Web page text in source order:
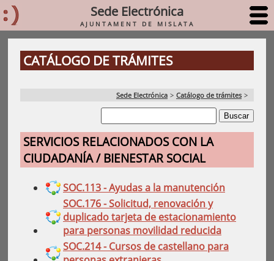
Sede Electrónica
AJUNTAMENT DE MISLATA
CATÁLOGO DE TRÁMITES
Sede Electrónica > Catálogo de trámites >
SERVICIOS RELACIONADOS CON LA
CIUDADANÍA / BIENESTAR SOCIAL
SOC.113 - Ayudas a la manutención
SOC.176 - Solicitud, renovación y
duplicado tarjeta de estacionamiento
para personas movilidad reducida
SOC.214 - Cursos de castellano para